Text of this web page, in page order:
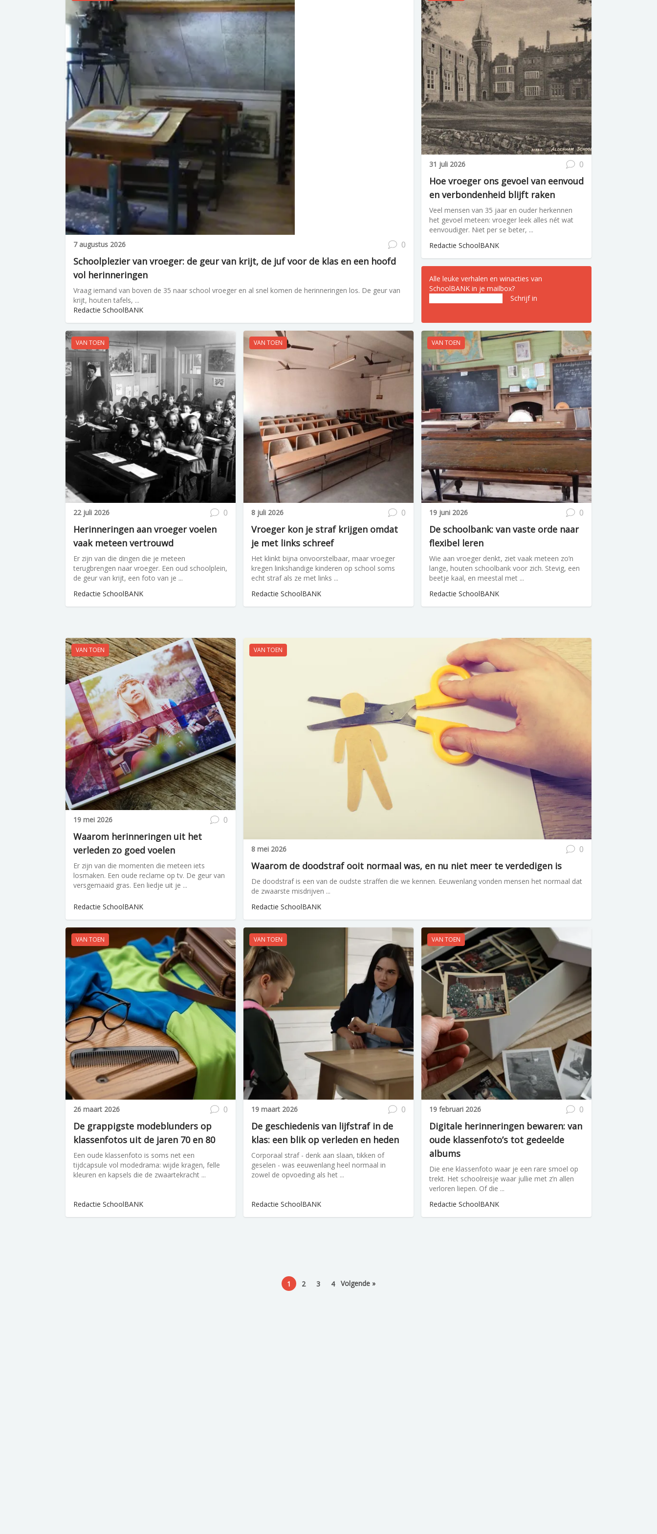
7 augustus 2026 0
Schoolplezier van vroeger: de geur van krijt, de juf voor de klas en een hoofd
vol herinneringen
Vraag iemand van boven de 35 naar school vroeger en al snel komen de herinneringen los. De geur van
krijt, houten tafels, ...
Redactie SchoolBANK
31 juli 2026 0
Hoe vroeger ons gevoel van eenvoud
en verbondenheid blijft raken
Veel mensen van 35 jaar en ouder herkennen
het gevoel meteen: vroeger leek alles nét wat
eenvoudiger. Niet per se beter, ...
Redactie SchoolBANK
Alle leuke verhalen en winacties van
SchoolBANK in je mailbox?
VAN TOEN
22 juli 2026 0
Herinneringen aan vroeger voelen
vaak meteen vertrouwd
Er zijn van die dingen die je meteen
terugbrengen naar vroeger. Een oud schoolplein,
de geur van krijt, een foto van je ...
Redactie SchoolBANK
VAN TOEN
8 juli 2026 0
Vroeger kon je straf krijgen omdat
je met links schreef
Het klinkt bijna onvoorstelbaar, maar vroeger
kregen linkshandige kinderen op school soms
echt straf als ze met links ...
Redactie SchoolBANK
VAN TOEN
19 juni 2026 0
De schoolbank: van vaste orde naar
flexibel leren
Wie aan vroeger denkt, ziet vaak meteen zo’n
lange, houten schoolbank voor zich. Stevig, een
beetje kaal, en meestal met ...
Redactie SchoolBANK
VAN TOEN
19 mei 2026 0
Waarom herinneringen uit het
verleden zo goed voelen
Er zijn van die momenten die meteen iets
losmaken. Een oude reclame op tv. De geur van
versgemaaid gras. Een liedje uit je ...
Redactie SchoolBANK
VAN TOEN
8 mei 2026 0
Waarom de doodstraf ooit normaal was, en nu niet meer te verdedigen is
De doodstraf is een van de oudste straffen die we kennen. Eeuwenlang vonden mensen het normaal dat
de zwaarste misdrijven ...
Redactie SchoolBANK
VAN TOEN
26 maart 2026 0
De grappigste modeblunders op
klassenfotos uit de jaren 70 en 80
Een oude klassenfoto is soms net een
tijdcapsule vol modedrama: wijde kragen, felle
kleuren en kapsels die de zwaartekracht ...
Redactie SchoolBANK
VAN TOEN
19 maart 2026 0
De geschiedenis van lijfstraf in de
klas: een blik op verleden en heden
Corporaal straf - denk aan slaan, tikken of
geselen - was eeuwenlang heel normaal in
zowel de opvoeding als het ...
Redactie SchoolBANK
VAN TOEN
19 februari 2026 0
Digitale herinneringen bewaren: van
oude klassenfoto’s tot gedeelde
albums
Die ene klassenfoto waar je een rare smoel op
trekt. Het schoolreisje waar jullie met z’n allen
verloren liepen. Of die ...
Redactie SchoolBANK
1 2 3 4 Volgende »